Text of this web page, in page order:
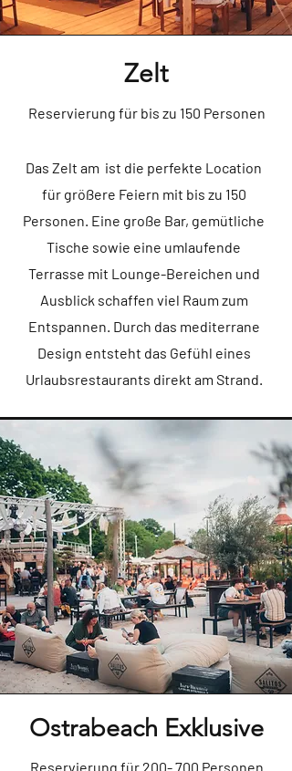
Zelt
Reservierung für bis zu 150 Personen
Das Zelt am ist die perfekte Location
für größere Feiern mit bis zu 150
Personen. Eine große Bar, gemütliche
Tische sowie eine umlaufende
Terrasse mit Lounge-Bereichen und
Ausblick schaffen viel Raum zum
Entspannen. Durch das mediterrane
Design entsteht das Gefühl eines
Urlaubsrestaurants direkt am Strand.
Ostrabeach Exklusive
Reservierung für 200- 700 Personen